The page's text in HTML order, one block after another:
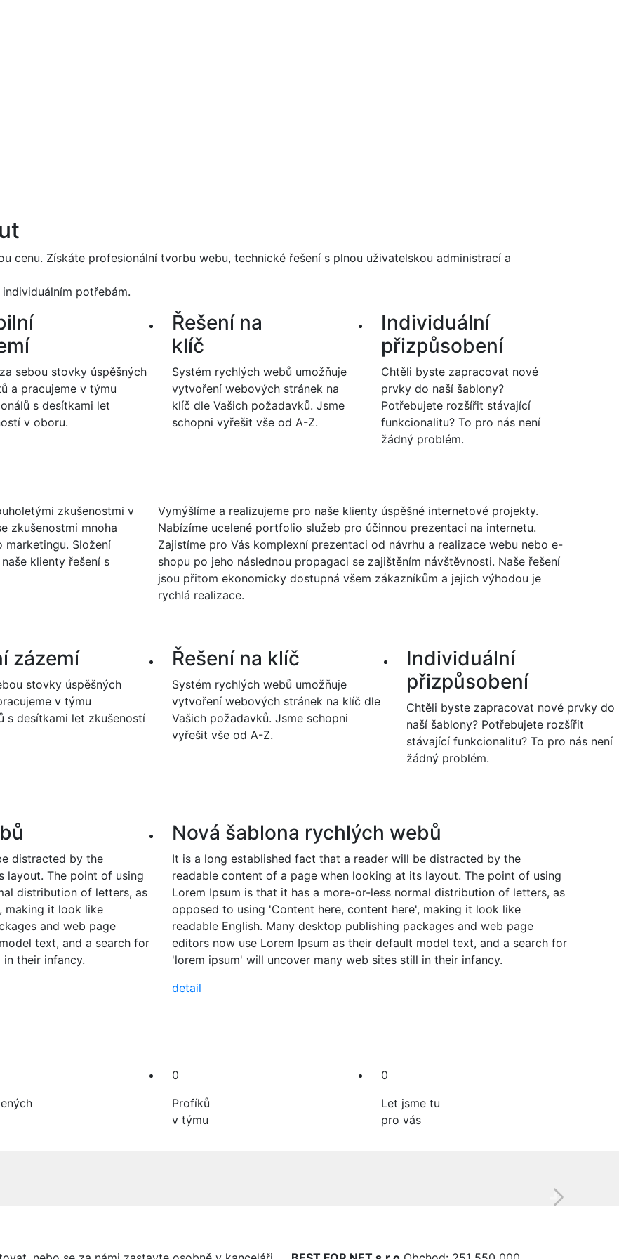
cenu. Získáte profesionální tvorbu webu, technické řešení s plnou uživatelskou administrací a
potřebám.
sebou stovky úspěšných
a pracujeme v týmu
s desítkami let
v oboru.
Řešení na
klíč
Systém rychlých webů umožňuje
vytvoření webových stránek na
klíč dle Vašich požadavků. Jsme
schopni vyřešit vše od A-Z.
Individuální
přizpůsobení
Chtěli byste zapracovat nové
prvky do naší šablony?
Potřebujete rozšířit stávající
funkcionalitu? To pro nás není
žádný problém.
zkušenostmi v
zkušenostmi mnoha
Složení
klienty řešení s
Vymýšlíme a realizujeme pro naše klienty úspěšné internetové projekty.
Nabízíme ucelené portfolio služeb pro účinnou prezentaci na internetu.
Zajistíme pro Vás komplexní prezentaci od návrhu a realizace webu nebo e-
shopu po jeho následnou propagaci se zajištěním návštěvnosti. Naše řešení
jsou přitom ekonomicky dostupná všem zákazníkům a jejich výhodou je
rychlá realizace.
zázemí
stovky úspěšných
v týmu
s desítkami let zkušeností
Řešení na klíč
Systém rychlých webů umožňuje
vytvoření webových stránek na klíč dle
Vašich požadavků. Jsme schopni
vyřešit vše od A-Z.
Individuální
přizpůsobení
Chtěli byste zapracovat nové prvky do
naší šablony? Potřebujete rozšířit
stávající funkcionalitu? To pro nás není
žádný problém.
distracted by the
layout. The point of using
distribution of letters, as
making it look like
and web page
text, and a search for
their infancy.
Nová šablona rychlých webů
It is a long established fact that a reader will be distracted by the
readable content of a page when looking at its layout. The point of using
Lorem Ipsum is that it has a more-or-less normal distribution of letters, as
opposed to using 'Content here, content here', making it look like
readable English. Many desktop publishing packages and web page
editors now use Lorem Ipsum as their default model text, and a search for
'lorem ipsum' will uncover many web sites still in their infancy.
detail
0
Profíků
v týmu
0
Let jsme tu
pro vás
Next